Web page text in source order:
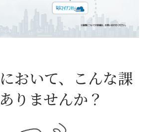
おいて、こんな課
りませんか？